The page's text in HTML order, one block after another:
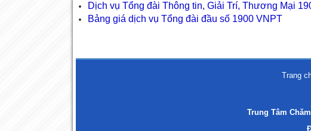
Dịch vụ Tổng đài Thông tin, Giải Trí, Thương Mại
Bảng giá dịch vụ Tổng đài đầu số 1900 VNPT
Trang
Trung Tâm